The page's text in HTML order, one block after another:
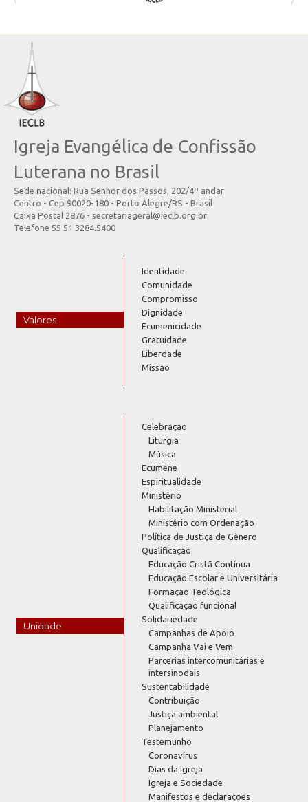
Igreja Evangélica de Confissão
Luterana no Brasil
Sede nacional: Rua Senhor dos Passos, 202/4º andar
Centro - Cep 90020-180 - Porto Alegre/RS - Brasil
Caixa Postal 2876 - secretariageral@ieclb.org.br
Telefone 55 51 3284.5400
Valores
Identidade
Comunidade
Compromisso
Dignidade
Ecumenicidade
Gratuidade
Liberdade
Missão
Unidade
Celebração
Liturgia
Música
Ecumene
Espiritualidade
Ministério
Habilitação Ministerial
Ministério com Ordenação
Política de Justiça de Gênero
Qualificação
Educação Cristã Contínua
Educação Escolar e Universitária
Formação Teológica
Qualificação funcional
Solidariedade
Campanhas de Apoio
Campanha Vai e Vem
Parcerias intercomunitárias e
intersinodais
Sustentabilidade
Contribuição
Justiça ambiental
Planejamento
Testemunho
Coronavírus
Dias da Igreja
Igreja e Sociedade
Manifestos e declarações